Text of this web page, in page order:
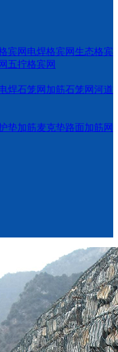
宾网 电焊格宾网生态格宾
五拧格宾网
焊石笼网 加筋石笼网河道
垫加筋麦克垫路面加筋网